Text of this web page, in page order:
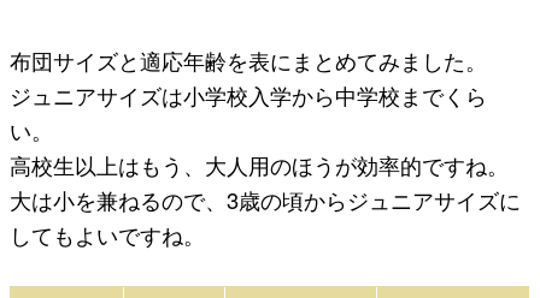
布団サイズと適応年齢を表にまとめてみました。
ジュニアサイズは小学校入学から中学校までくら
い。
高校生以上はもう、大人用のほうが効率的ですね。
大は小を兼ねるので、3歳の頃からジュニアサイズに
してもよいですね。